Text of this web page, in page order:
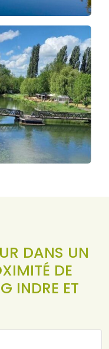
DANS UN
DE
INDRE ET